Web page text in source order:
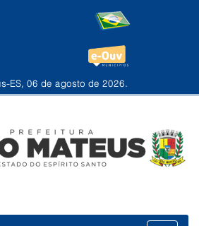
ES, 06 de agosto de 2026.